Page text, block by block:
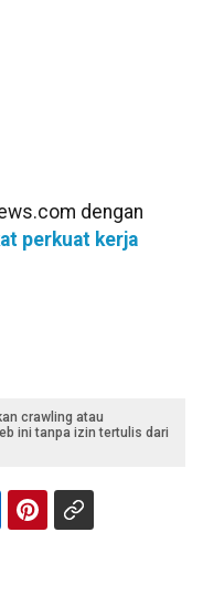
dengan
perkuat kerja
crawling atau
ini tanpa izin tertulis dari